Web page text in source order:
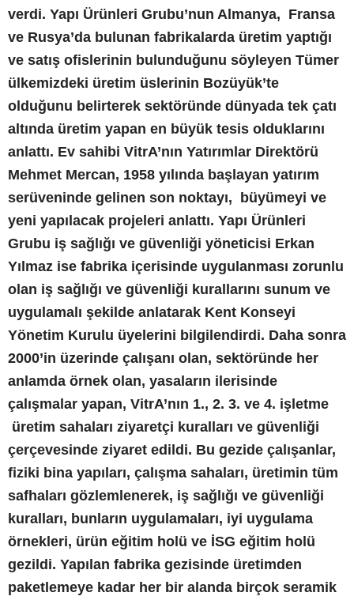
verdi. Yapı Ürünleri Grubu’nun Almanya, Fransa
ve Rusya’da bulunan fabrikalarda üretim yaptığı
ve satış ofislerinin bulunduğunu söyleyen Tümer
ülkemizdeki üretim üslerinin Bozüyük’te
olduğunu belirterek sektöründe dünyada tek çatı
altında üretim yapan en büyük tesis olduklarını
anlattı. Ev sahibi VitrA’nın Yatırımlar Direktörü
Mehmet Mercan, 1958 yılında başlayan yatırım
serüveninde gelinen son noktayı, büyümeyi ve
yeni yapılacak projeleri anlattı. Yapı Ürünleri
Grubu iş sağlığı ve güvenliği yöneticisi Erkan
Yılmaz ise fabrika içerisinde uygulanması zorunlu
olan iş sağlığı ve güvenliği kurallarını sunum ve
uygulamalı şekilde anlatarak Kent Konseyi
Yönetim Kurulu üyelerini bilgilendirdi. Daha sonra
2000’in üzerinde çalışanı olan, sektöründe her
anlamda örnek olan, yasaların ilerisinde
çalışmalar yapan, VitrA’nın 1., 2. 3. ve 4. işletme
üretim sahaları ziyaretçi kuralları ve güvenliği
çerçevesinde ziyaret edildi. Bu gezide çalışanlar,
fiziki bina yapıları, çalışma sahaları, üretimin tüm
safhaları gözlemlenerek, iş sağlığı ve güvenliği
kuralları, bunların uygulamaları, iyi uygulama
örnekleri, ürün eğitim holü ve İSG eğitim holü
gezildi. Yapılan fabrika gezisinde üretimden
paketlemeye kadar her bir alanda birçok seramik